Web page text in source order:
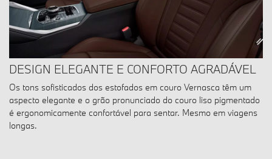
DESIGN ELEGANTE E CONFORTO AGRADÁVEL
Os tons sofisticados dos estofados em couro Vernasca têm um
aspecto elegante e o grão pronunciado do couro liso pigmentado
é ergonomicamente confortável para sentar. Mesmo em viagens
longas.